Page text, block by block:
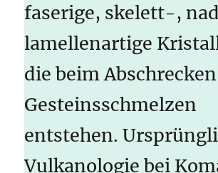
faserige, skelett-,
lamellenartige
die beim
Gesteinsschmelzen
entstehen.
Vulkanologie bei